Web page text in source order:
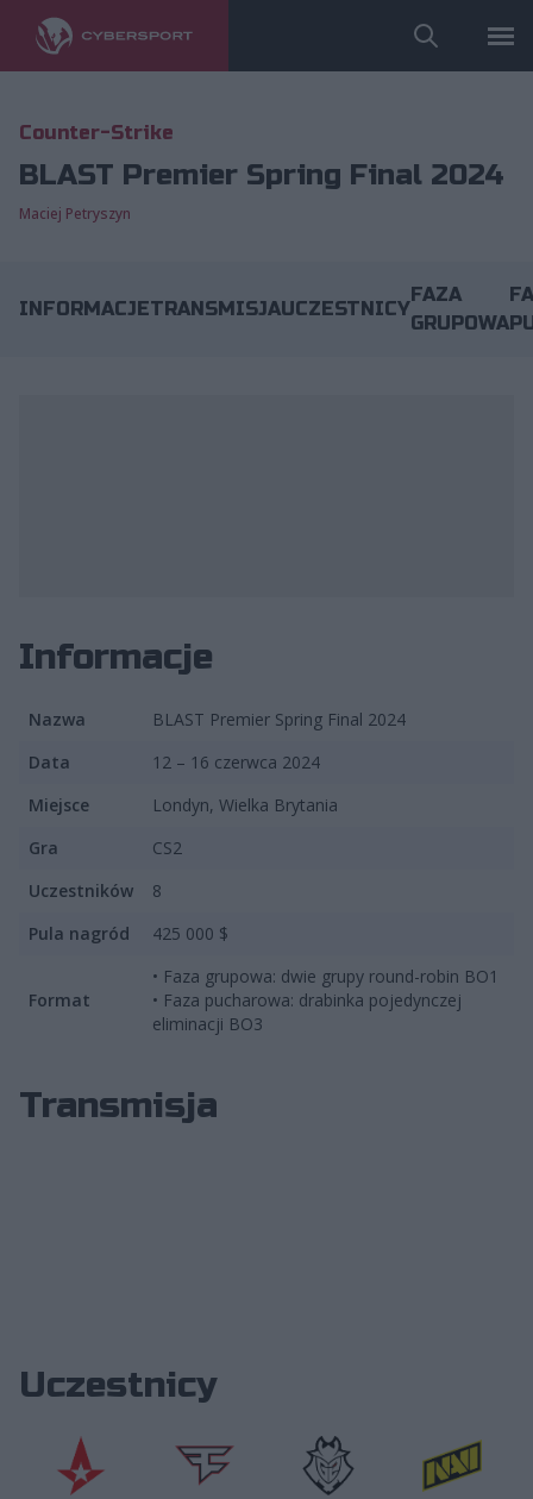
Counter-Strike
BLAST Premier Spring Final 2024
Maciej Petryszyn
INFORMACJETRANSMISJAUCZESTNICY
FAZA
GRUPOWA
Informacje
Nazwa
BLAST Premier Spring Final 2024
Data
12 – 16 czerwca 2024
Miejsce
Londyn, Wielka Brytania
Gra
CS2
Uczestników
8
Pula nagród
425 000 $
Format
• Faza grupowa: dwie grupy round-robin BO1
• Faza pucharowa: drabinka pojedynczej
eliminacji BO3
Transmisja
Uczestnicy